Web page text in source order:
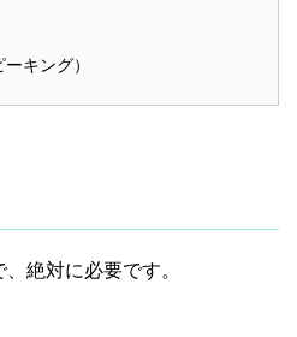
キング）
絶対に必要です。